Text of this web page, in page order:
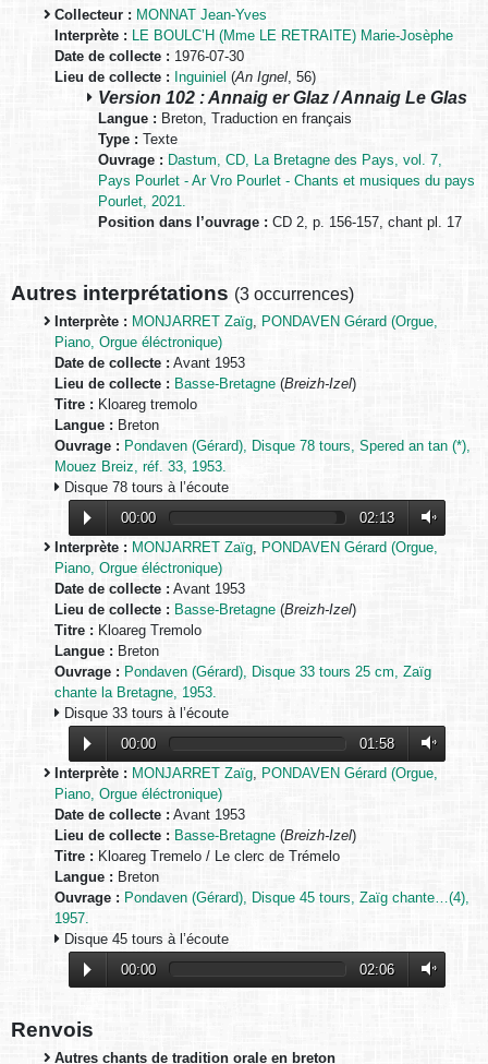
Collecteur : MONNAT Jean-Yves
Interprète :
LE BOULC’H (Mme LE RETRAITE) Marie-Josèphe
Date de collecte : 1976-07-30
Lieu de collecte : Inguiniel (An Ignel, 56)
Version 102 : Annaig er Glaz / Annaig Le Glas
Langue : Breton, Traduction en français
Type : Texte
Ouvrage : Dastum, CD, La Bretagne des Pays, vol. 7,
Pays Pourlet - Ar Vro Pourlet - Chants et musiques du pays
Pourlet, 2021.
Position dans l’ouvrage : CD 2, p. 156-157, chant pl. 17
Autres interprétations (3 occurrences)
Interprète : MONJARRET Zaïg, PONDAVEN Gérard (Orgue,
Piano, Orgue éléctronique)
Date de collecte : Avant 1953
Lieu de collecte : Basse-Bretagne (Breizh-Izel)
Titre : Kloareg tremolo
Langue : Breton
Ouvrage : Pondaven (Gérard), Disque 78 tours, Spered an tan (*),
Mouez Breiz, réf. 33, 1953.
Disque 78 tours à l’écoute
00:00
02:13
Interprète : MONJARRET Zaïg, PONDAVEN Gérard (Orgue,
Piano, Orgue éléctronique)
Date de collecte : Avant 1953
Lieu de collecte : Basse-Bretagne (Breizh-Izel)
Titre : Kloareg Tremolo
Langue : Breton
Ouvrage : Pondaven (Gérard), Disque 33 tours 25 cm, Zaïg
chante la Bretagne, 1953.
Disque 33 tours à l’écoute
00:00
01:58
Interprète : MONJARRET Zaïg, PONDAVEN Gérard (Orgue,
Piano, Orgue éléctronique)
Date de collecte : Avant 1953
Lieu de collecte : Basse-Bretagne (Breizh-Izel)
Titre : Kloareg Tremelo / Le clerc de Trémelo
Langue : Breton
Ouvrage : Pondaven (Gérard), Disque 45 tours, Zaïg chante…(4),
1957.
Disque 45 tours à l’écoute
00:00
02:06
Renvois
Autres chants de tradition orale en breton